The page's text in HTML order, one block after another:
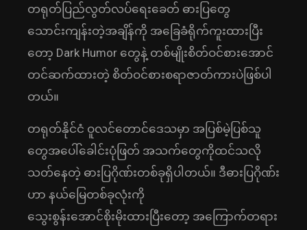
တရုတ်ပြည်လွတ်လပ်ရေးခေတ် ဓားပြတွေ
သောင်းကျန်းတဲ့အချိန်ကို အခြေခံရိုက်ကူးထားပြီး
တော့ Dark Humor တွေနဲ့ တစ်မျိုးစိတ်ဝင်စားအောင်
တင်ဆက်ထားတဲ့ စိတ်ဝင်စားစရာဇာတ်ကားပဲဖြစ်ပါ
တယ်။
တရုတ်နိုင်ငံ ဝူလင်တောင်ဒေသမှာ အပြစ်မဲ့ပြစ်သူ
တွေအပေါ်ခေါင်းပုံဖြတ် အသက်တွေကိုထင်သလို
သတ်နေတဲ့ ဓားပြဂိုဏ်းတစ်ခုရှိပါတယ်။ ဒီဓားပြဂိုဏ်း
ဟာ နယ်မြေတစ်ခုလုံးကို
သွေးစွန်းအောင်စိုးမိုးထားပြီးတော့ အကြောက်တရား